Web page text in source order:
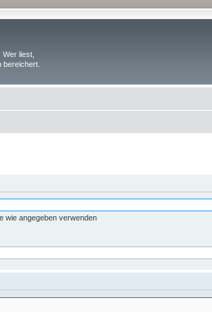
liest,
wie angegeben verwenden